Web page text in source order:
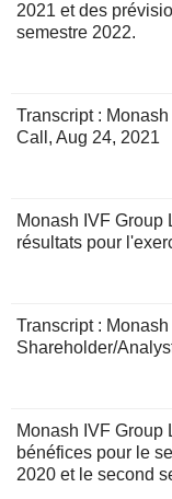
2021 et des
semestre 2022.
Transcript :
Call, Aug 24, 2021
Monash IVF Group
résultats pour
Transcript :
Shareholder/
Monash IVF Group
bénéfices pour le
2020 et le second